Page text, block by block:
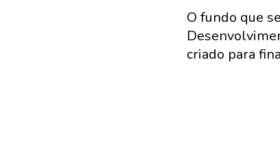
O fundo que
criado para